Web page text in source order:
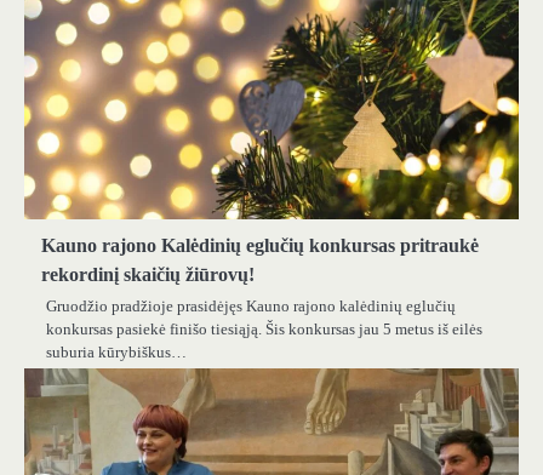
Kauno rajono Kalėdinių eglučių konkursas pritraukė
rekordinį skaičių žiūrovų!
Gruodžio pradžioje prasidėjęs Kauno rajono kalėdinių eglučių
konkursas pasiekė finišo tiesiąją. Šis konkursas jau 5 metus iš eilės
suburia kūrybiškus…